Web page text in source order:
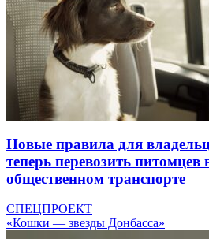
Новые правила для
теперь перевозить питомцев
общественном транспорте
СПЕЦПРОЕКТ
«Кошки — звезды Донбасса»